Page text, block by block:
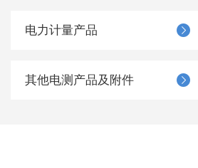
电力计量产品
其他电测产品及附件